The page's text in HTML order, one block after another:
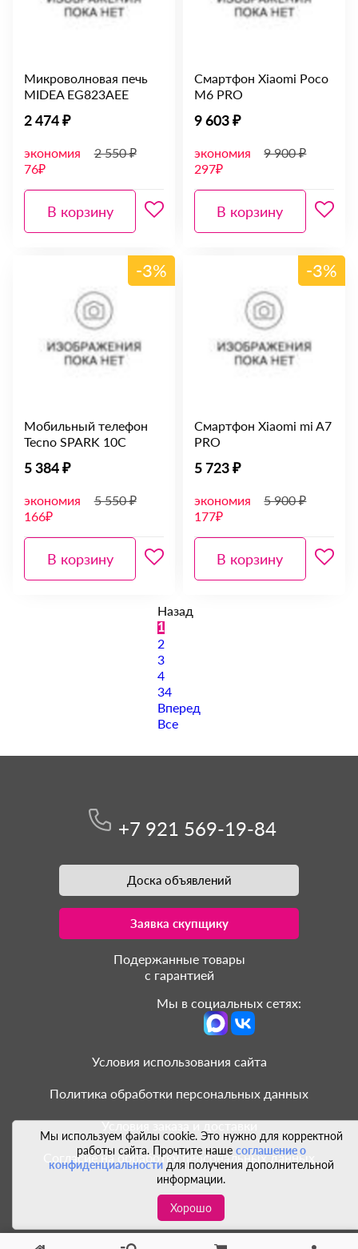
Микроволновая печь
MIDEA EG823AEE
2 474 ₽
экономия
76₽
2 550 ₽
В корзину
Смартфон Xiaomi Poco
M6 PRO
9 603 ₽
экономия
297₽
9 900 ₽
В корзину
-3%
Мобильный телефон
Tecno SPARK 10C
5 384 ₽
экономия
166₽
5 550 ₽
В корзину
-3%
Смартфон Xiaomi mi A7
PRO
5 723 ₽
экономия
177₽
5 900 ₽
В корзину
Назад
1
2
3
4
34
Вперед
Все
Мы используем файлы cookie. Это нужно для корректной
работы сайта. Прочтите наше соглашение о
конфиденциальностидля получения дополнительной
информации.
Хорошо
+7 921 569-19-84
Доска объявлений
Заявка скупщику
Подержанные товары
с гарантией
Мы в социальных сетях:
Условия использования сайта
Политика обработки персональных данных
Условия заказа и доставки
Согласие на обработку персональных данных